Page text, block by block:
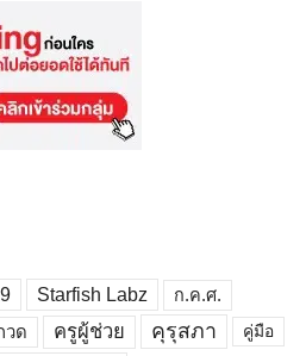
Starfish Labz ก.ค.ศ.
วด ครูผู้ช่วย คุรุสภา คู่มือ